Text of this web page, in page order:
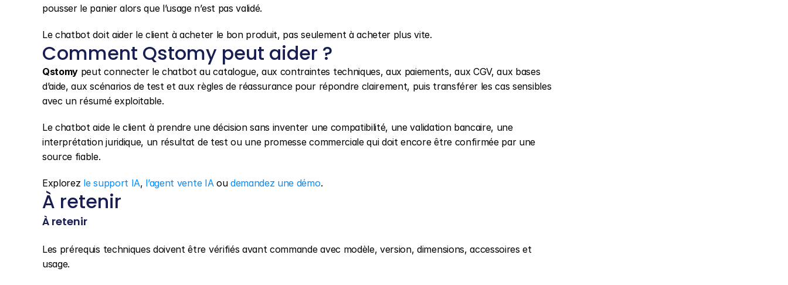
pousser le panier alors que l’usage n’est pas validé.
Le chatbot doit aider le client à acheter le bon produit, pas seulement à acheter plus vite.
Comment Qstomy peut aider ?
Qstomy peut connecter le chatbot au catalogue, aux contraintes techniques, aux paiements, aux CGV, aux bases
d’aide, aux scénarios de test et aux règles de réassurance pour répondre clairement, puis transférer les cas sensibles
avec un résumé exploitable.
Le chatbot aide le client à prendre une décision sans inventer une compatibilité, une validation bancaire, une
interprétation juridique, un résultat de test ou une promesse commerciale qui doit encore être confirmée par une
source fiable.
Explorez le support IA, l’agent vente IA ou demandez une démo.
À retenir
À retenir
Les prérequis techniques doivent être vérifiés avant commande avec modèle, version, dimensions, accessoires et
usage.